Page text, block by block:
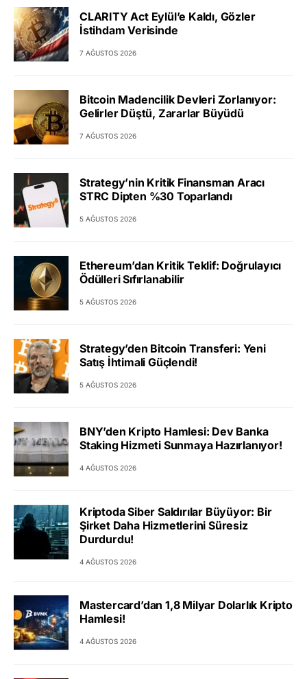
CLARITY Act Eylül’e Kaldı, Gözler
İstihdam Verisinde
7 AĞUSTOS 2026
Bitcoin Madencilik Devleri Zorlanıyor:
Gelirler Düştü, Zararlar Büyüdü
7 AĞUSTOS 2026
Strategy’nin Kritik Finansman Aracı
STRC Dipten %30 Toparlandı
5 AĞUSTOS 2026
Ethereum’dan Kritik Teklif: Doğrulayıcı
Ödülleri Sıfırlanabilir
5 AĞUSTOS 2026
Strategy’den Bitcoin Transferi: Yeni
Satış İhtimali Güçlendi!
5 AĞUSTOS 2026
BNY’den Kripto Hamlesi: Dev Banka
Staking Hizmeti Sunmaya Hazırlanıyor!
4 AĞUSTOS 2026
Kriptoda Siber Saldırılar Büyüyor: Bir
Şirket Daha Hizmetlerini Süresiz
Durdurdu!
4 AĞUSTOS 2026
Mastercard’dan 1,8 Milyar Dolarlık Kripto
Hamlesi!
4 AĞUSTOS 2026